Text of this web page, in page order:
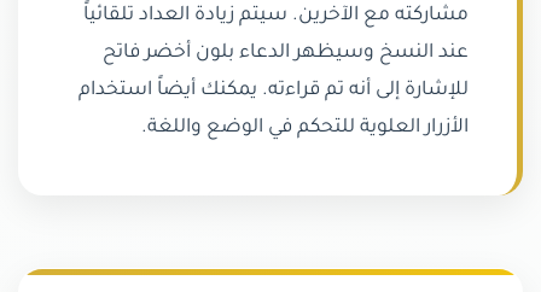
مشاركته مع الآخرين. سيتم زيادة العداد تلقائياً
عند النسخ وسيظهر الدعاء بلون أخضر فاتح
للإشارة إلى أنه تم قراءته. يمكنك أيضاً استخدام
الأزرار العلوية للتحكم في الوضع واللغة.